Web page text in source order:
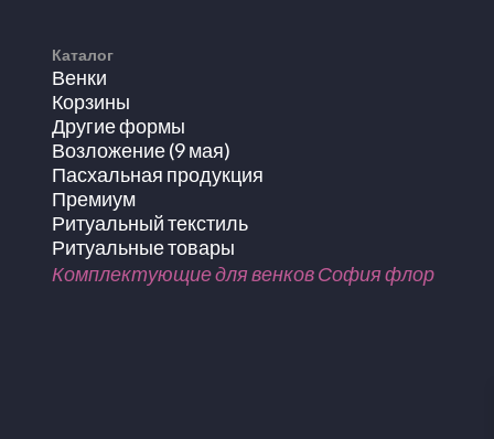
Каталог
Венки
Корзины
Другие формы
Возложение (9 мая)
Пасхальная продукция
Премиум
Ритуальный текстиль
Ритуальные товары
Комплектующие для венков София флор